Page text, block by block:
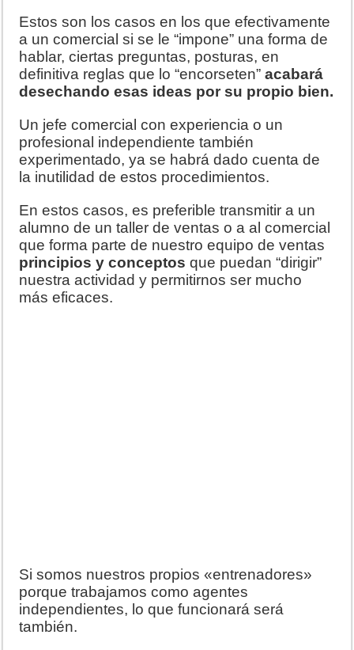
Estos son los casos en los que efectivamente
a un comercial si se le “impone” una forma de
hablar, ciertas preguntas, posturas, en
definitiva reglas que lo “encorseten”acabará
desechando esas ideas por su propio bien.
Un jefe comercial con experiencia o un
profesional independiente también
experimentado, ya se habrá dado cuenta de
la inutilidad de estos procedimientos.
En estos casos, es preferible transmitir a un
alumno de un taller de ventas o a al comercial
que forma parte de nuestro equipo de ventas
principios y conceptos que puedan “dirigir”
nuestra actividad y permitirnos ser mucho
más eficaces.
Si somos nuestros propios «entrenadores»
porque trabajamos como agentes
independientes, lo que funcionará será
también.